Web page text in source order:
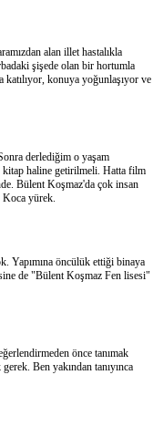
alan illet hastalıkla
şişede olan bir hortumla
konuya yoğunlaşıyor ve
derlediğim o yaşam
kitap haline getirilmeli. Hatta film
Bülent Koşmaz'da çok insan
Koca yürek.
Yapımına öncülük ettiği binaya
de "Bülent Koşmaz Fen lisesi"
önce tanımak
Ben yakından tanıyınca